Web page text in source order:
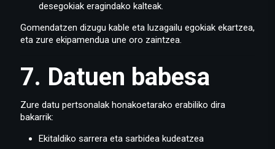
desegokiak eragindako kalteak.
Gomendatzen dizugu kable eta luzagailu egokiak ekartzea,
eta zure ekipamendua une oro zaintzea.
7. Datuen babesa
Zure datu pertsonalak honakoetarako erabiliko dira
bakarrik:
Ekitaldiko sarrera eta sarbidea kudeatzea